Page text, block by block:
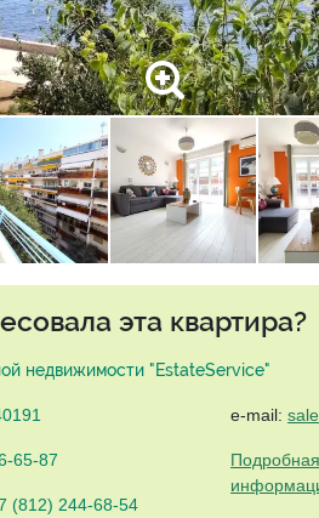
эта квартира?
недвижимости "EstateService"
65-87
(812) 244-68-54
e-mail: